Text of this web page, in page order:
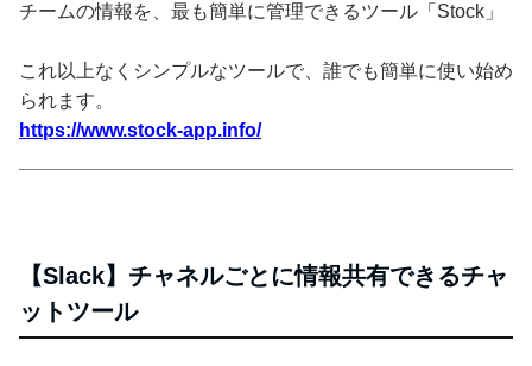
チームの情報を、最も簡単に管理できるツール「Stock」
これ以上なくシンプルなツールで、誰でも簡単に使い始め
られます。
https://www.stock-app.info/
【Slack】チャネルごとに情報共有できるチャ
ットツール